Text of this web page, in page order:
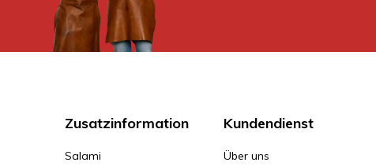
Zusatzinformation
Salami
Kundendienst
Über uns